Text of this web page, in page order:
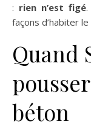
: rien n’est figé
façons d’habiter
Quand
béton